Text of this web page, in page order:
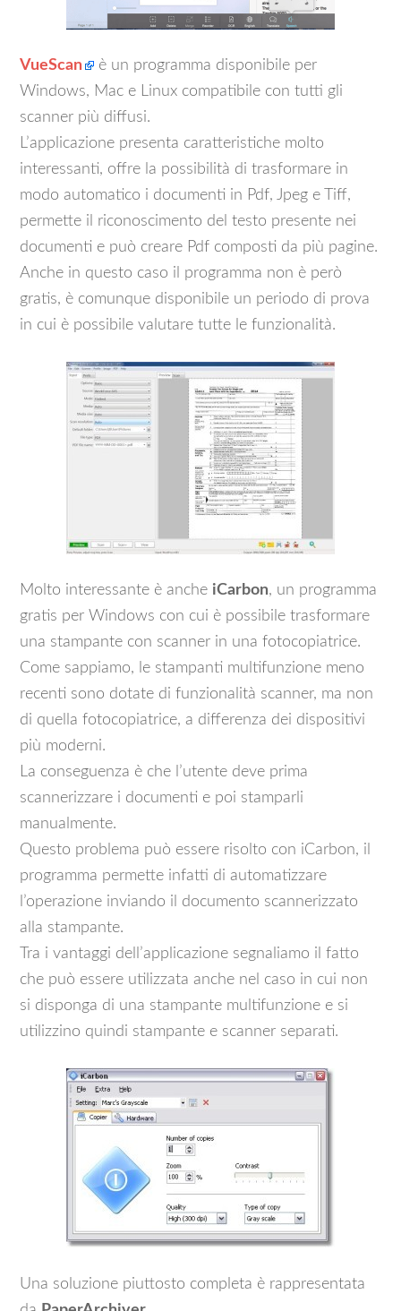
VueScan
è un programma disponibile per
Windows, Mac e Linux compatibile con tutti gli
scanner più diffusi.
L’applicazione presenta caratteristiche molto
interessanti, offre la possibilità di trasformare in
modo automatico i documenti in Pdf, Jpeg e Tiff,
permette il riconoscimento del testo presente nei
documenti e può creare Pdf composti da più pagine.
Anche in questo caso il programma non è però
gratis, è comunque disponibile un periodo di prova
in cui è possibile valutare tutte le funzionalità.
Molto interessante è anche iCarbon, un programma
gratis per Windows con cui è possibile trasformare
una stampante con scanner in una fotocopiatrice.
Come sappiamo, le stampanti multifunzione meno
recenti sono dotate di funzionalità scanner, ma non
di quella fotocopiatrice, a differenza dei dispositivi
più moderni.
La conseguenza è che l’utente deve prima
scannerizzare i documenti e poi stamparli
manualmente.
Questo problema può essere risolto con iCarbon, il
programma permette infatti di automatizzare
l’operazione inviando il documento scannerizzato
alla stampante.
Tra i vantaggi dell’applicazione segnaliamo il fatto
che può essere utilizzata anche nel caso in cui non
si disponga di una stampante multifunzione e si
utilizzino quindi stampante e scanner separati.
Una soluzione piuttosto completa è rappresentata